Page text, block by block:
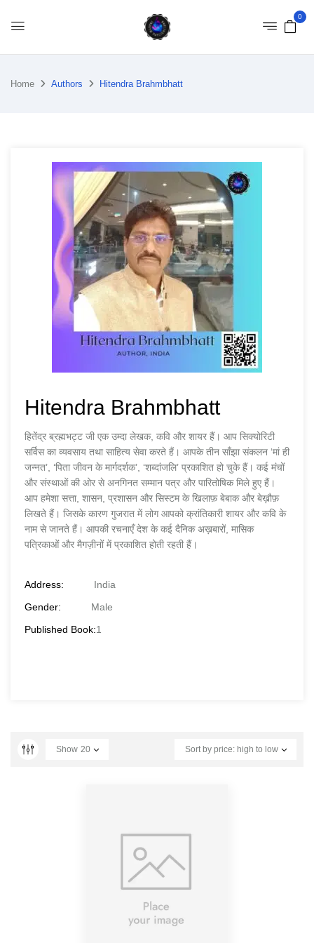
0
Home Authors Hitendra Brahmbhatt
Hitendra Brahmbhatt
हितेंद्र ब्रह्मभट्ट जी एक उम्दा लेखक, कवि और शायर हैं। आप सिक्योरिटी
सर्विस का व्यवसाय तथा साहित्य सेवा करते हैं। आपके तीन साँझा संकलन ‘मां ही
जन्नत’, ‘पिता जीवन के मार्गदर्शक’, ‘शब्दांजलि’ प्रकाशित हो चुके हैं। कई मंचों
और संस्थाओं की ओर से अनगिनत सम्मान पत्र और पारितोषिक मिले हुए हैं।
आप हमेशा सत्ता, शासन, प्रशासन और सिस्टम के खिलाफ़ बेबाक और बेख़ौफ़
लिखते हैं। जिसके कारण गुजरात में लोग आपको क्रांतिकारी शायर और कवि के
नाम से जानते हैं। आपकी रचनाएँ देश के कई दैनिक अख़बारों, मासिक
पत्रिकाओं और मैगज़ीनों में प्रकाशित होती रहती हैं।
Address:
India
Gender:
Male
Published Book:1
Sort by price: high to low
Show 20